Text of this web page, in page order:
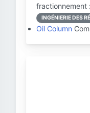
fractionnement
INGÉNIERIE DES
Oil Column